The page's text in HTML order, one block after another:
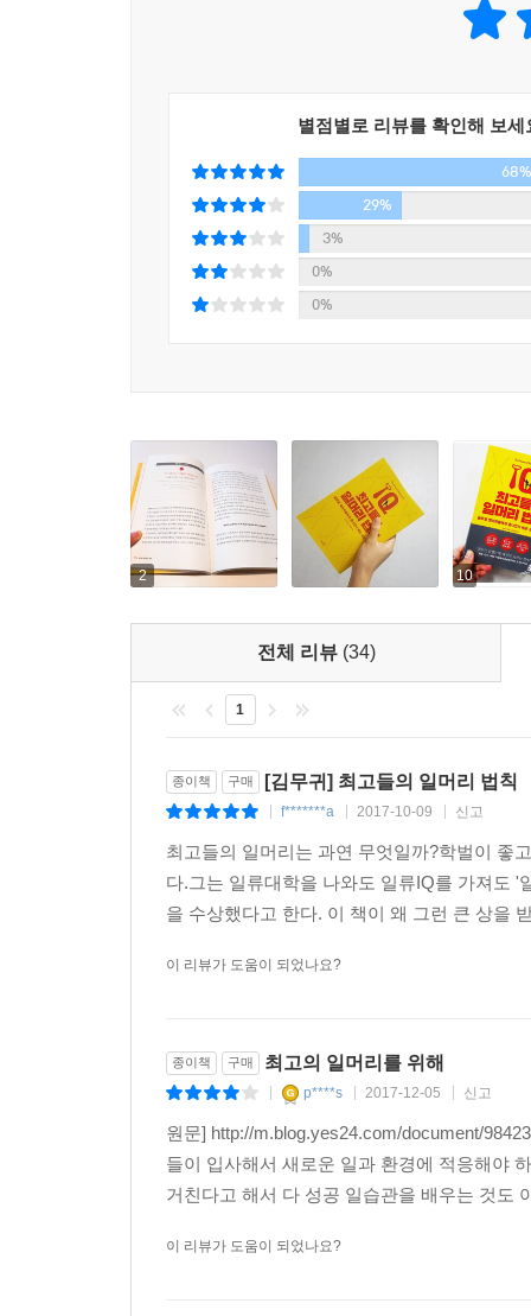
자칫하면 ‘뜬구름 잡는 이상’이 되기 쉽지만, 이
모든 직종에서 상사가 부하 직원에게 전하고 싶
담았다. 또한 수십 년의 경력을 쌓아야 얻을 수
훌륭한 리더로 성장시킬 조언도 잘 갈무리되어
포함하여 자신이 정말 하고 싶은 일이 무엇인지
이 책에서 말하는 일머리 법칙은 구체적인 상황
‘윗사람의 시선’에서 목에 힘주며 쓴 것이 아닌,
책은 저자만의 비법을 쓴 것이 아니다. 저자는 사
상사들에게 혼나고 깨지며 배운 일하는 방식과
방식이 아닌 다양한 분야의 인재들에게서 공통으
자기 긍정적 삶의 시작!
책은 얼핏 보면‘일하는 법의 교과서’ 같지만 본
가치관을 중시하고 자신이 하고 싶은 것, 잘하
반대하는 자신의 결단’에 보다 자신감과 용기
긍정감이 높아져 있기 바란다.
별점별로 리뷰를 확인해 보세
68%
29%
3%
0%
0%
2 10
전체 리뷰 (34)
1
종이책 구매 [김무귀] 최고들의 일머리 법칙
f*******a 2017-10-09 신고
최고들의 일머리는 과연 무엇일까?학벌이 좋
다.그는 일류대학을 나와도 일류IQ를 가져도
을 수상했다고 한다. 이 책이 왜 그런 큰 상을
이 리뷰가 도움이 되었나요?
종이책 구매 최고의 일머리를 위해
p****s 2017-12-05 신고
원문] http://m.blog.yes24.com/document/
들이 입사해서 새로운 일과 환경에 적응해야
거친다고 해서 다 성공 일습관을 배우는 것도
이 리뷰가 도움이 되었나요?